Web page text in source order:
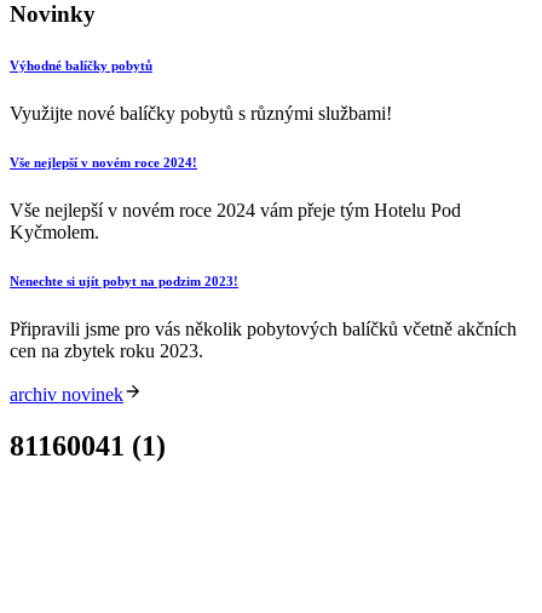
Novinky
Výhodné balíčky pobytů
Využijte nové balíčky pobytů s různými službami!
Vše nejlepší v novém roce 2024!
Vše nejlepší v novém roce 2024 vám přeje tým Hotelu Pod
Kyčmolem.
Nenechte si ujít pobyt na podzim 2023!
Připravili jsme pro vás několik pobytových balíčků včetně akčních
cen na zbytek roku 2023.
archiv novinek
81160041 (1)